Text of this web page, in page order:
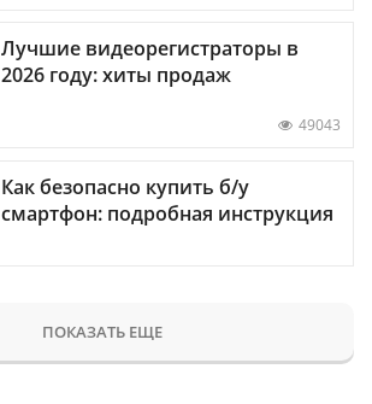
Лучшие видеорегистраторы в
2026 году: хиты продаж
49043
Как безопасно купить б/у
смартфон: подробная инструкция
ПОКАЗАТЬ ЕЩЕ